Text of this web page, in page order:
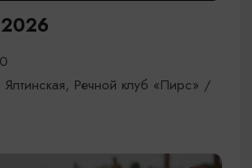
Речной клуб «Пирс» /